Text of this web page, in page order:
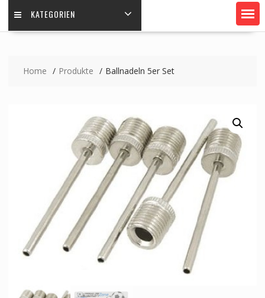
KATEGORIEN
Home Produkte Ballnadeln 5er Set